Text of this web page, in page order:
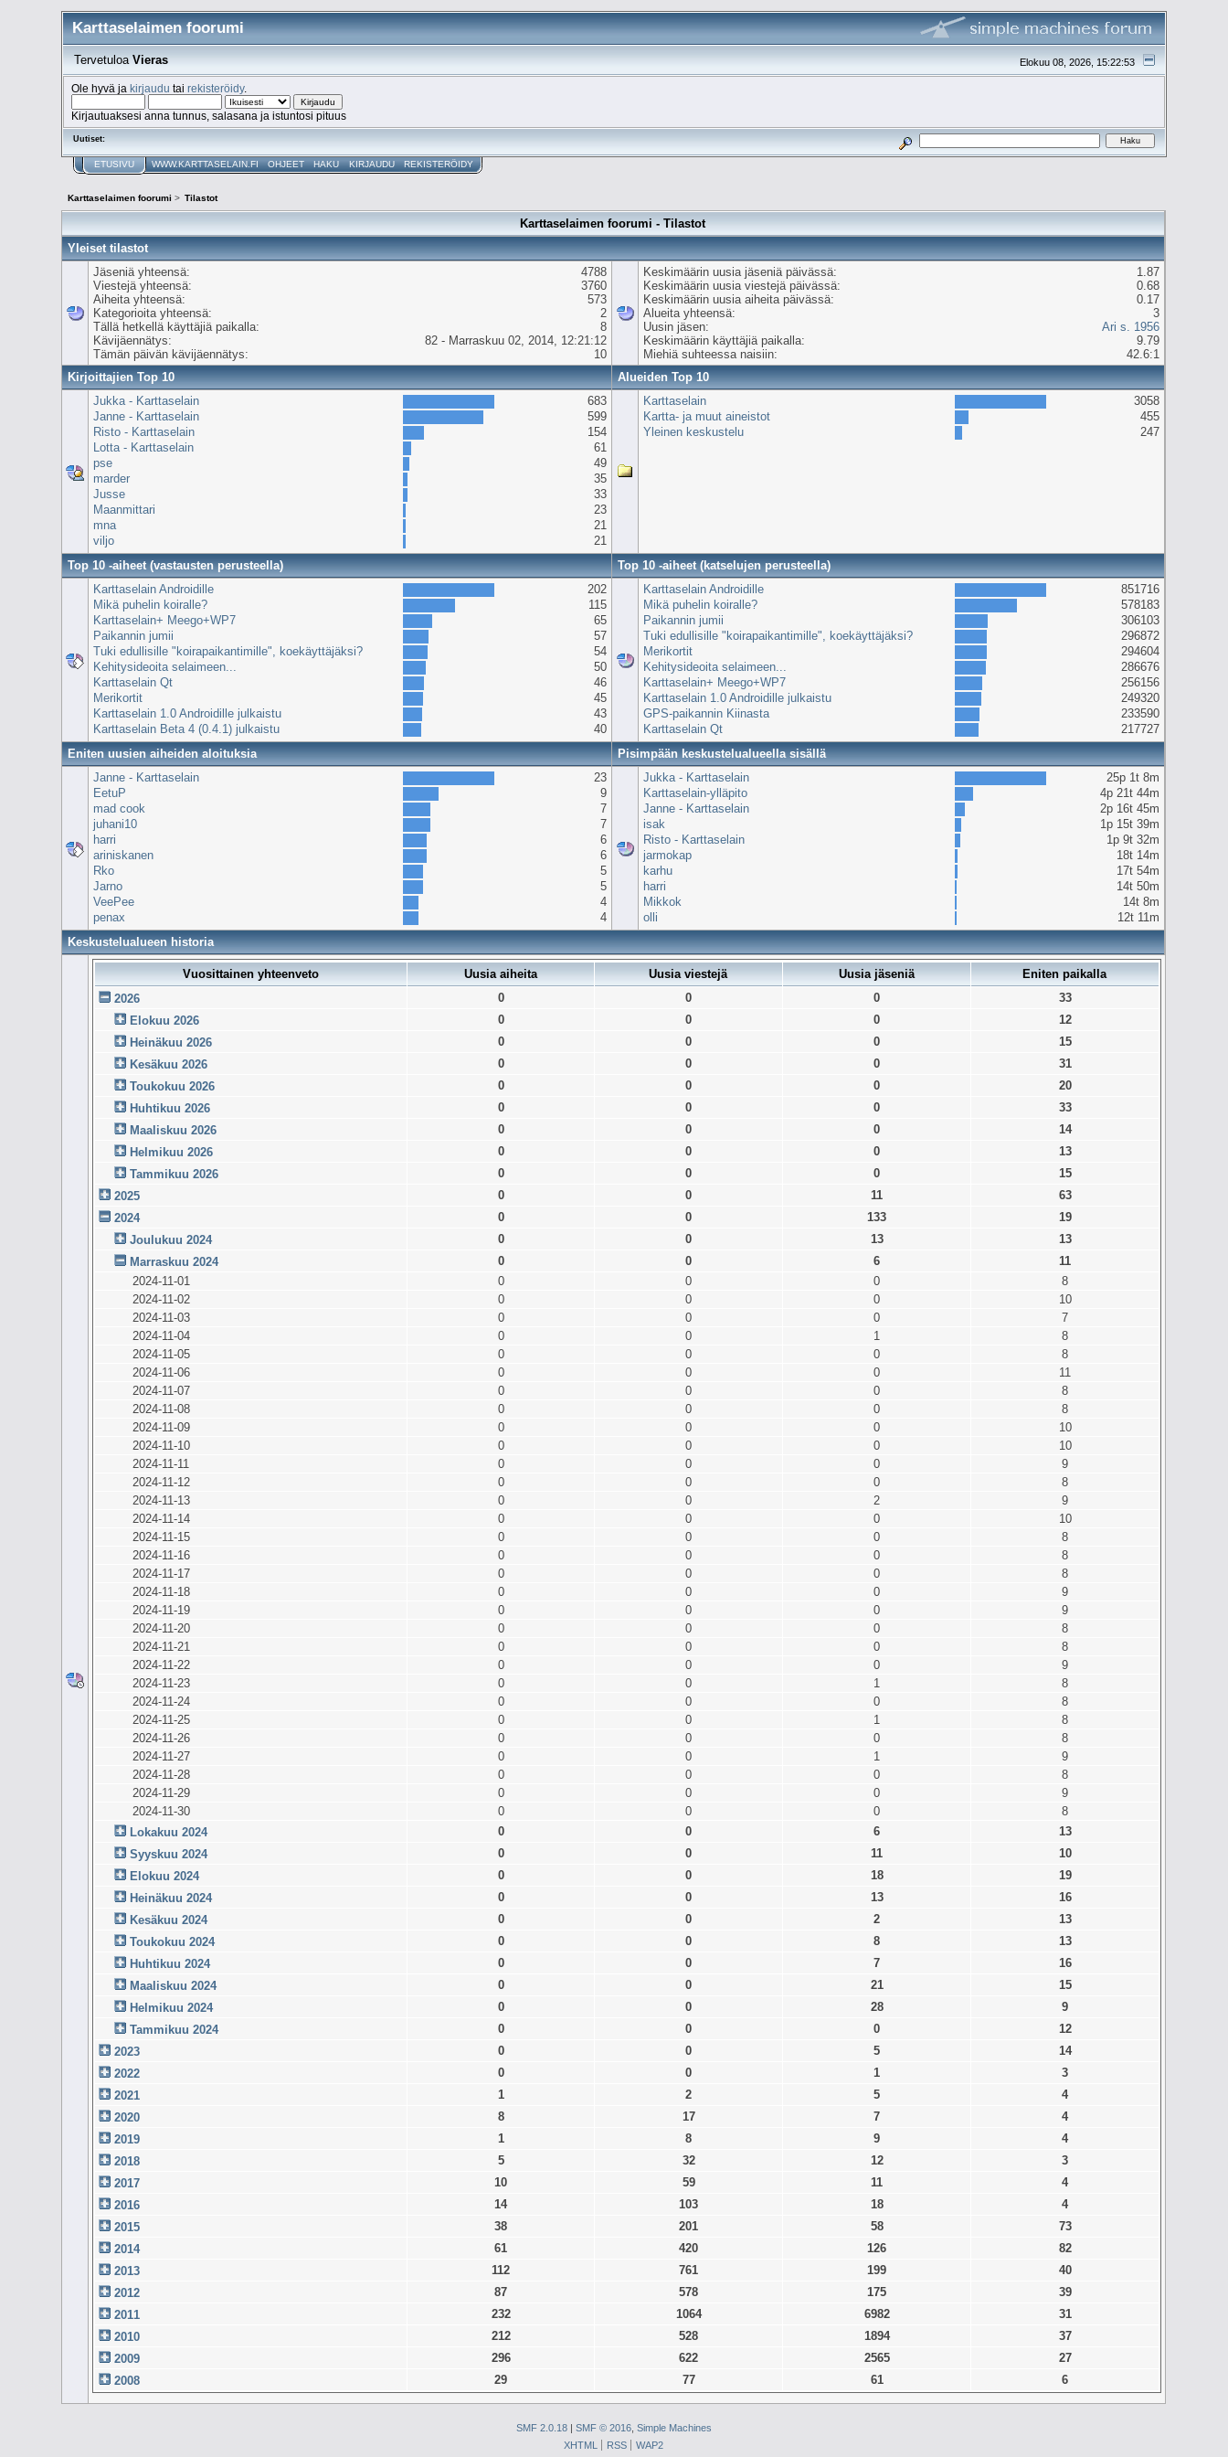
Karttaselaimen foorumi
Elokuu 08, 2026, 15:22:53
Tervetuloa Vieras
Ole hyvä jakirjaudu tairekisteröidy.
Kirjautuaksesi anna tunnus, salasana ja istuntosi pituus
Uutiset:
ETUSIVU WWW.KARTTASELAIN.FI OHJEET HAKU KIRJAUDU REKISTERÖIDY
Karttaselaimen foorumi > Tilastot
Karttaselaimen foorumi - Tilastot
Yleiset tilastot
Jäseniä yhteensä:
4788
Viestejä yhteensä:
3760
Aiheita yhteensä:
573
Kategorioita yhteensä:
2
Tällä hetkellä käyttäjiä paikalla:
8
Kävijäennätys:
82 - Marraskuu 02, 2014, 12:21:12
Tämän päivän kävijäennätys:
10
Keskimäärin uusia jäseniä päivässä:
1.87
Keskimäärin uusia viestejä päivässä:
0.68
Keskimäärin uusia aiheita päivässä:
0.17
Alueita yhteensä:
3
Uusin jäsen:
Ari s. 1956
Keskimäärin käyttäjiä paikalla:
9.79
Miehiä suhteessa naisiin:
42.6:1
Kirjoittajien Top 10
Alueiden Top 10
Jukka - Karttaselain
683
Janne - Karttaselain
599
Risto - Karttaselain
154
Lotta - Karttaselain
61
pse
49
marder
35
Jusse
33
Maanmittari
23
mna
21
viljo
21
Karttaselain
3058
Kartta- ja muut aineistot
455
Yleinen keskustelu
247
Top 10 -aiheet (vastausten perusteella)
Top 10 -aiheet (katselujen perusteella)
Karttaselain Androidille
202
Mikä puhelin koiralle?
115
Karttaselain+ Meego+WP7
65
Paikannin jumii
57
Tuki edullisille "koirapaikantimille", koekäyttäjäksi?
54
Kehitysideoita selaimeen...
50
Karttaselain Qt
46
Merikortit
45
Karttaselain 1.0 Androidille julkaistu
43
Karttaselain Beta 4 (0.4.1) julkaistu
40
Karttaselain Androidille
851716
Mikä puhelin koiralle?
578183
Paikannin jumii
306103
Tuki edullisille "koirapaikantimille", koekäyttäjäksi?
296872
Merikortit
294604
Kehitysideoita selaimeen...
286676
Karttaselain+ Meego+WP7
256156
Karttaselain 1.0 Androidille julkaistu
249320
GPS-paikannin Kiinasta
233590
Karttaselain Qt
217727
Eniten uusien aiheiden aloituksia
Pisimpään keskustelualueella sisällä
Janne - Karttaselain
23
EetuP
9
mad cook
7
juhani10
7
harri
6
ariniskanen
6
Rko
5
Jarno
5
VeePee
4
penax
4
Jukka - Karttaselain
25p 1t 8m
Karttaselain-ylläpito
4p 21t 44m
Janne - Karttaselain
2p 16t 45m
isak
1p 15t 39m
Risto - Karttaselain
1p 9t 32m
jarmokap
18t 14m
karhu
17t 54m
harri
14t 50m
Mikkok
14t 8m
olli
12t 11m
Keskustelualueen historia
Vuosittainen yhteenveto Uusia aiheita Uusia viestejä Uusia jäseniä
Eniten paikalla
2026
0 0 0
33
Elokuu 2026
0 0 0
12
Heinäkuu 2026
0 0 0
15
Kesäkuu 2026
0 0 0
31
Toukokuu 2026
0 0 0
20
Huhtikuu 2026
0 0 0
33
Maaliskuu 2026
0 0 0
14
Helmikuu 2026
0 0 0
13
Tammikuu 2026
0 0 0
15
2025
0 0 11
63
2024
0 0 133
19
Joulukuu 2024
0 0 13
13
Marraskuu 2024
0 0 6
11
2024-11-01
0 0 0
8
2024-11-02
0 0 0
10
2024-11-03
0 0 0
7
2024-11-04
0 0 1
8
2024-11-05
0 0 0
8
2024-11-06
0 0 0
11
2024-11-07
0 0 0
8
2024-11-08
0 0 0
8
2024-11-09
0 0 0
10
2024-11-10
0 0 0
10
2024-11-11
0 0 0
9
2024-11-12
0 0 0
8
2024-11-13
0 0 2
9
2024-11-14
0 0 0
10
2024-11-15
0 0 0
8
2024-11-16
0 0 0
8
2024-11-17
0 0 0
8
2024-11-18
0 0 0
9
2024-11-19
0 0 0
9
2024-11-20
0 0 0
8
2024-11-21
0 0 0
8
2024-11-22
0 0 0
9
2024-11-23
0 0 1
8
2024-11-24
0 0 0
8
2024-11-25
0 0 1
8
2024-11-26
0 0 0
8
2024-11-27
0 0 1
9
2024-11-28
0 0 0
8
2024-11-29
0 0 0
9
2024-11-30
0 0 0
8
Lokakuu 2024
0 0 6
13
Syyskuu 2024
0 0 11
10
Elokuu 2024
0 0 18
19
Heinäkuu 2024
0 0 13
16
Kesäkuu 2024
0 0 2
13
Toukokuu 2024
0 0 8
13
Huhtikuu 2024
0 0 7
16
Maaliskuu 2024
0 0 21
15
Helmikuu 2024
0 0 28
9
Tammikuu 2024
0 0 0
12
2023
0 0 5
14
2022
0 0 1
3
2021
1 2 5
4
2020
8 17 7
4
2019
1 8 9
4
2018
5 32 12
3
2017
10 59 11
4
2016
14 103 18
4
2015
38 201 58
73
2014
61 420 126
82
2013
112 761 199
40
2012
87 578 175
39
2011
232 1064 6982
31
2010
212 528 1894
37
2009
296 622 2565
27
2008
29 77 61 6
SMF 2.0.18 | SMF © 2016 Simple Machines
XHTML
RSS WAP2